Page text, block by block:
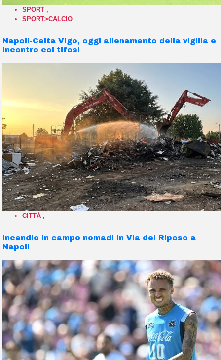
SPORT ,
SPORT>CALCIO
Napoli-Celta Vigo, oggi allenamento della vigilia e
incontro coi tifosi
CITTÀ ,
Incendio in campo nomadi in Via del Riposo a
Napoli